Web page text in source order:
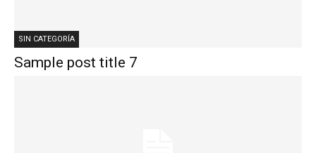
SIN CATEGORÍA
Sample post title 7